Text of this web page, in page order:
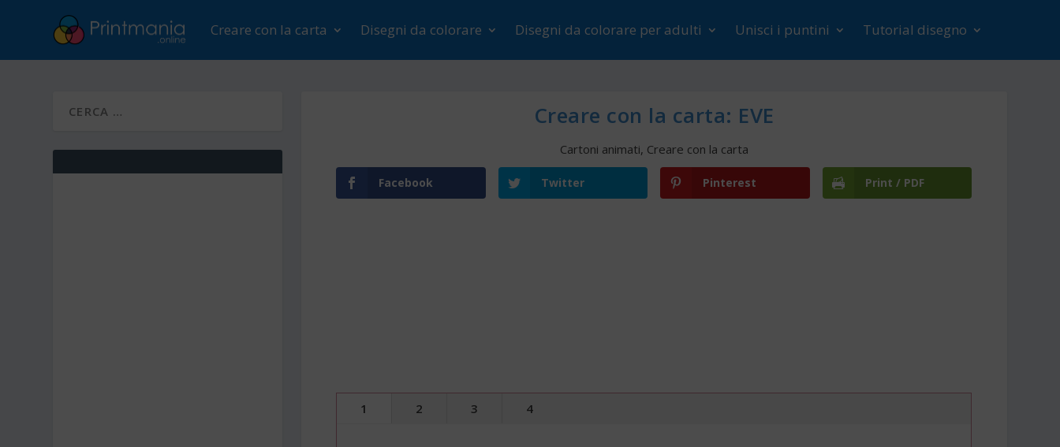
Creare con la carta Disegni da colorare Disegni da colorare per adulti Unisci i puntini Tutorial disegno
Creare con la carta: EVE
Cartoni animati, Creare con la carta
Facebook Twitter Pinterest Print / PDF
1 2 3 4